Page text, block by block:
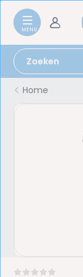
Home